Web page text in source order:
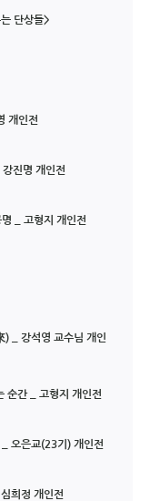
단상들>
개인전
진명 개인전
_ 고형지 개인전
_ 강석영 교수님 개인
순간 _ 고형지 개인전
_ 오은교(23기) 개인전
희정 개인전